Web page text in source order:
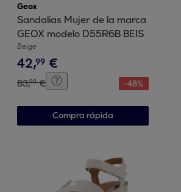
Geox
Sandalias Mujer de la marca
GEOX modelo D55R6B BEIS
Beige
42,99 €
83,90 € -48%
Compra rápida